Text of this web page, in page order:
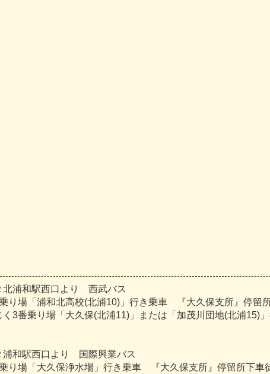
北浦和駅西口より 西武バス
り場「浦和北高校(北浦10)」行き乗車 『大久保支所』停留
く3番乗り場「大久保(北浦11)」または「加茂川団地(北浦
浦和駅西口より 国際興業バス
り場「大久保浄水場」行き乗車 『大久保支所』停留所下車